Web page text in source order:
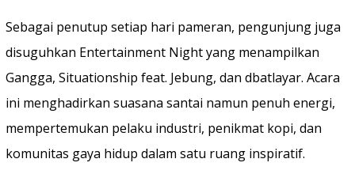
Sebagai penutup setiap hari pameran, pengunjung juga
disuguhkan Entertainment Night yang menampilkan
Gangga, Situationship feat. Jebung, dan dbatlayar. Acara
ini menghadirkan suasana santai namun penuh energi,
mempertemukan pelaku industri, penikmat kopi, dan
komunitas gaya hidup dalam satu ruang inspiratif.